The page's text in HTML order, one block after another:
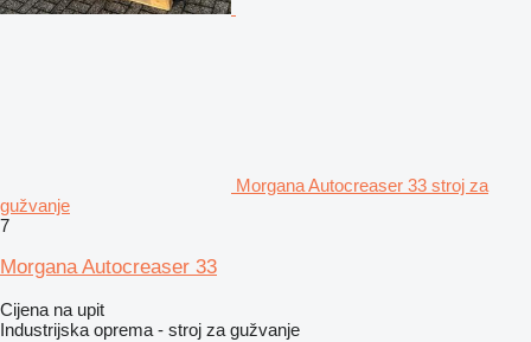
Morgana Autocreaser 33 stroj za
gužvanje
7
Morgana Autocreaser 33
Cijena na upit
Industrijska oprema - stroj za gužvanje